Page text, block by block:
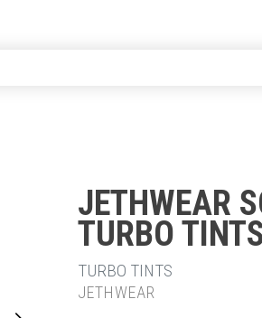
JETHWEAR
TURBO
TURBO TINTS
JETHWEAR